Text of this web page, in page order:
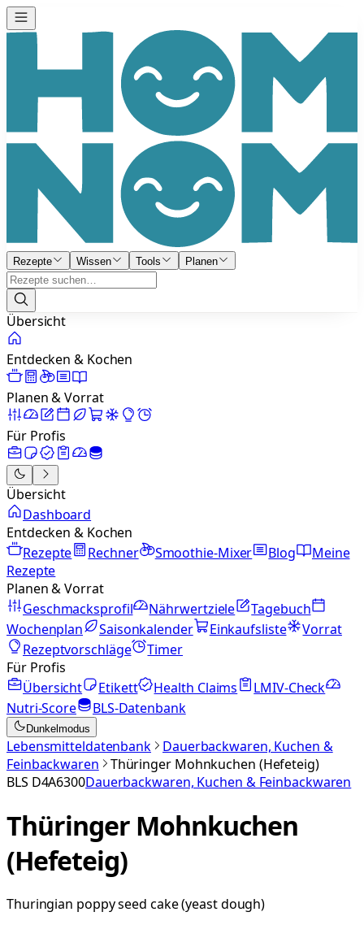
Rezepte Wissen Tools Planen
Übersicht
Entdecken & Kochen
Planen & Vorrat
Für Profis
Übersicht
Dashboard
Entdecken & Kochen
Rezepte
Rechner Smoothie-Mixer Blog
Meine
Rezepte
Planen & Vorrat
Geschmacksprofil
Nährwertziele
Tagebuch
Wochenplan
Saisonkalender Einkaufsliste
Vorrat
Rezeptvorschläge
Timer
Für Profis
Übersicht
Etikett Health Claims
LMIV-Check
Nutri-Score
BLS-Datenbank
Dunkelmodus
Lebensmitteldatenbank
Dauerbackwaren, Kuchen &
Feinbackwaren
Thüringer Mohnkuchen (Hefeteig)
BLS D4A6300Dauerbackwaren, Kuchen & Feinbackwaren
Thüringer Mohnkuchen
(Hefeteig)
Thuringian poppy seed cake (yeast dough)